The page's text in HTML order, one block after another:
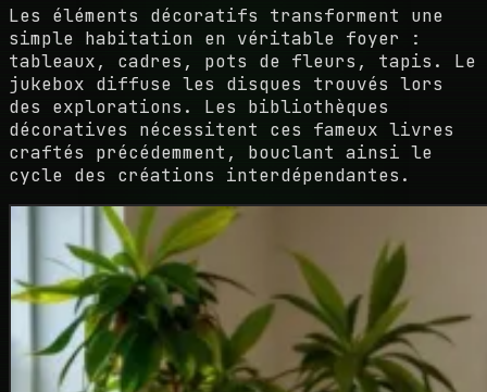
Les éléments décoratifs transforment une
simple habitation en véritable foyer :
tableaux, cadres, pots de fleurs, tapis. Le
jukebox diffuse les disques trouvés lors
des explorations. Les bibliothèques
décoratives nécessitent ces fameux livres
craftés précédemment, bouclant ainsi le
cycle des créations interdépendantes.